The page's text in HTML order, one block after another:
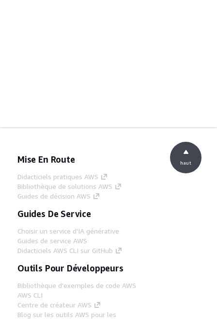
Mise En Route
Didacticiels pratiques AWS
Bibliothèque de solutions AWS
Guides de décision AWS
Guides De Service
Choisir un service d'IA générative
Guides de service AWS
Didacticiels AWS CLI sur GitHub
Outils Pour Développeurs
Bibliothèque d'exemples de code AWS
AWS CLI
Centre de créateur AWS
Blog sur les outils AWS pour les
haut